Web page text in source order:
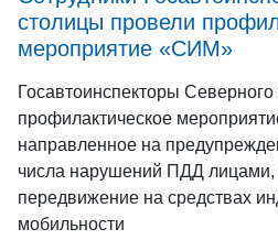
столицы провели
мероприятие «СИМ»
Госавтоинспекторы
профилактическое
направленное на
числа нарушений ПДД
передвижение на средствах
мобильности